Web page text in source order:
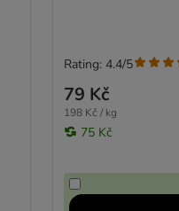
79 Kč
198 Kč / kg
75 Kč
Rating: 4.4/5